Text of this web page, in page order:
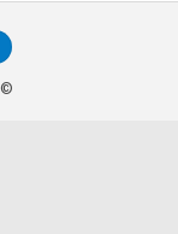
© 2019 - جميع الحقوق محفوظة.